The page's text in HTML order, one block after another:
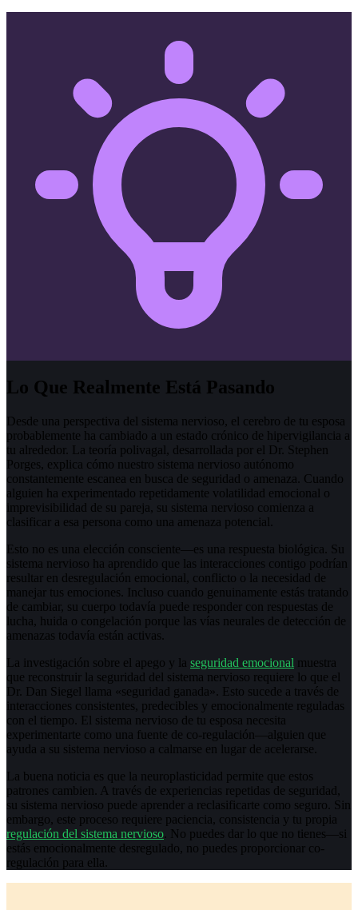
Lo Que Realmente Está Pasando
Desde una perspectiva del sistema nervioso, el cerebro de tu esposa
probablemente ha cambiado a un estado crónico de hipervigilancia a
tu alrededor. La teoría polivagal, desarrollada por el Dr. Stephen
Porges, explica cómo nuestro sistema nervioso autónomo
constantemente escanea en busca de seguridad o amenaza. Cuando
alguien ha experimentado repetidamente volatilidad emocional o
imprevisibilidad de su pareja, su sistema nervioso comienza a
clasificar a esa persona como una amenaza potencial.
Esto no es una elección consciente—es una respuesta biológica. Su
sistema nervioso ha aprendido que las interacciones contigo podrían
resultar en desregulación emocional, conflicto o la necesidad de
manejar tus emociones. Incluso cuando genuinamente estás tratando
de cambiar, su cuerpo todavía puede responder con respuestas de
lucha, huida o congelación porque las vías neurales de detección de
amenazas todavía están activas.
La investigación sobre el apego y la seguridad emocional muestra
que reconstruir la seguridad del sistema nervioso requiere lo que el
Dr. Dan Siegel llama «seguridad ganada». Esto sucede a través de
interacciones consistentes, predecibles y emocionalmente reguladas
con el tiempo. El sistema nervioso de tu esposa necesita
experimentarte como una fuente de co-regulación—alguien que
ayuda a su sistema nervioso a calmarse en lugar de acelerarse.
La buena noticia es que la neuroplasticidad permite que estos
patrones cambien. A través de experiencias repetidas de seguridad,
su sistema nervioso puede aprender a reclasificarte como seguro. Sin
embargo, este proceso requiere paciencia, consistencia y tu propia
regulación del sistema nervioso . No puedes dar lo que no tienes—si
estás emocionalmente desregulado, no puedes proporcionar co-
regulación para ella.